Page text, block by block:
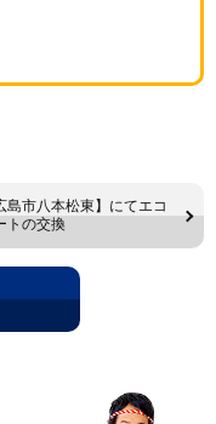
島市八本松東】にてエコ
トの交換